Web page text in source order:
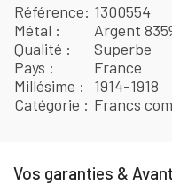
Référence 1300554
Métal
Argent
Qualité
Superbe
Pays
France
Millésime
1914-1918
Catégorie
Francs
Vos garanties &